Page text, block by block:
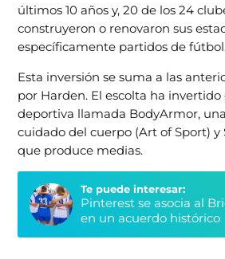
últimos 10 años y, 20 de los 24
construyeron o renovaron sus
específicamente partidos de fútbol.
Esta inversión se suma a las
por Harden. El escolta ha
deportiva llamada BodyArmor,
cuidado del cuerpo (Art of Sport) y
que produce medias.
Te puede interesar:
Pinterest se asocia al
en un acuerdo histórico